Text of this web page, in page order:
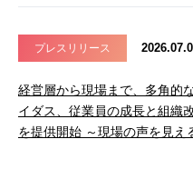
プレスリリース
経営層から現場まで、多角的
イダス、従業員の成長と組織
を提供開始 ～現場の声を見え